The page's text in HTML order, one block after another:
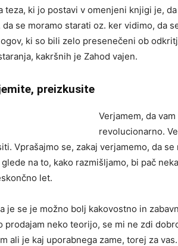
teza, ki jo postavi v omenjeni knjigi je,
da se moramo starati oz. ker vidimo, da
ki so bili zelo presenečeni ob
kakršnih je Zahod vajen.
preizkusite
Verjamem, da
revolucionarno.
Vprašajmo se, zakaj verjamemo, da
glede na to, kako razmišljamo, bi pač
let.
je se je možno bolj kakovostno in
prodajam neko teorijo, se mi ne zdi
ali je kaj uporabnega zame, torej za vas.